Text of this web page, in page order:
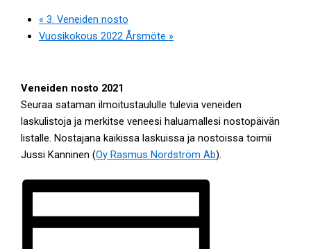
« 3. Veneiden nosto
Vuosikokous 2022 Årsmöte »
Veneiden nosto 2021
Seuraa sataman ilmoitustaululle tulevia veneiden
laskulistoja ja merkitse veneesi haluamallesi nostopäivän
listalle. Nostajana kaikissa laskuissa ja nostoissa toimii
Jussi Kanninen (Oy Rasmus Nordström Ab).